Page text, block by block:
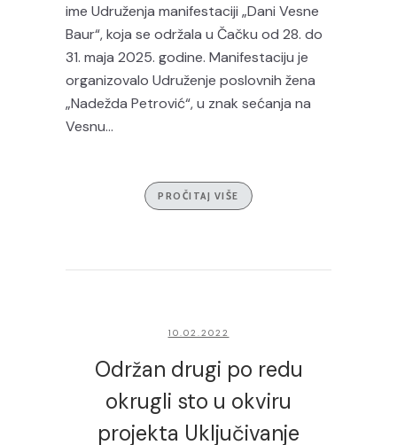
ime Udruženja manifestaciji „Dani Vesne
Baur“, koja se održala u Čačku od 28. do
31. maja 2025. godine. Manifestaciju je
organizovalo Udruženje poslovnih žena
„Nadežda Petrović“, u znak sećanja na
Vesnu...
PROČITAJ VIŠE
10.02.2022
Održan drugi po redu
okrugli sto u okviru
projekta Uključivanje